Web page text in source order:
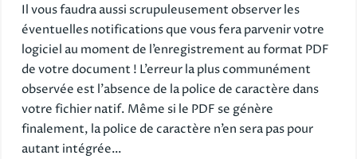
Il vous faudra aussi scrupuleusement observer les
éventuelles notifications que vous fera parvenir votre
logiciel au moment de l’enregistrement au format PDF
de votre document ! L’erreur la plus communément
observée est l’absence de la police de caractère dans
votre fichier natif. Même si le PDF se génère
finalement, la police de caractère n’en sera pas pour
autant intégrée…